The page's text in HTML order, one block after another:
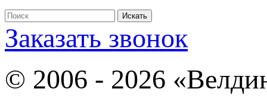
Заказать звонок
© 2006 - 2026